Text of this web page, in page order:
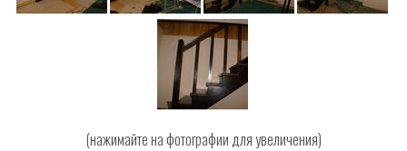
(нажимайте на фотографии для увеличения)